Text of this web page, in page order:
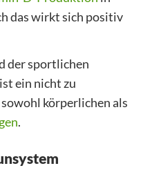
das wirkt sich positiv
der sportlichen
ein nicht zu
körperlichen als
.